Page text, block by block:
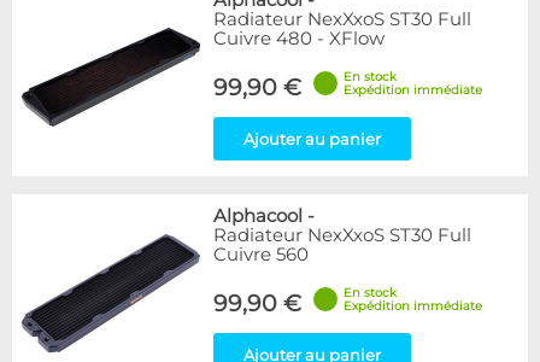
Radiateur NexXxoS ST30 Full
Cuivre 480 - XFlow
99,90 €
En stock
Expédition immédiate
Ajouter au panier
Alphacool -
Radiateur NexXxoS ST30 Full
Cuivre 560
99,90 €
En stock
Expédition immédiate
Ajouter au panier